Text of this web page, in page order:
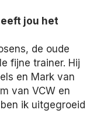
jou het
de oude
fijne trainer. Hij
en Mark van
van VCW en
ik uitgegroeid